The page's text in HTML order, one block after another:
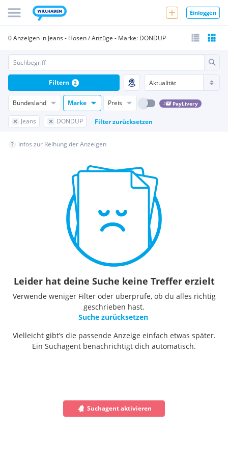
Einloggen
0 Anzeigen in Jeans - Hosen / Anzüge - Marke: DONDUP
Bundesland Marke Preis PayLivery
Jeans DONDUP Filter zurücksetzen
Filtern 2
Infos zur Reihung der Anzeigen
Leider hat deine Suche keine Treffer erzielt
Verwende weniger Filter oder überprüfe, ob du alles richtig
geschrieben hast.
Suche zurücksetzen
Vielleicht gibt’s die passende Anzeige einfach etwas später.
Ein Suchagent benachrichtigt dich automatisch.
Suchagent aktivieren